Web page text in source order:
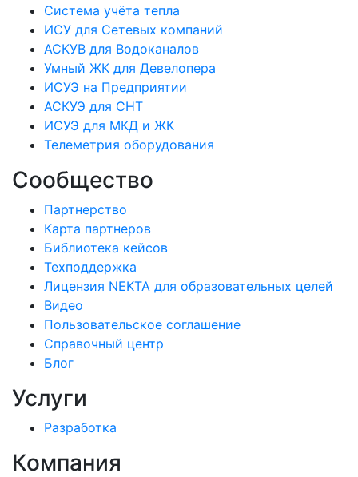
Система учёта тепла
ИСУ для Сетевых компаний
АСКУВ для Водоканалов
Умный ЖК для Девелопера
ИСУЭ на Предприятии
АСКУЭ для СНТ
ИСУЭ для МКД и ЖК
Телеметрия оборудования
Сообщество
Партнерство
Карта партнеров
Библиотека кейсов
Техподдержка
Лицензия NEKTA для образовательных целей
Видео
Пользовательское соглашение
Справочный центр
Блог
Услуги
Разработка
Компания